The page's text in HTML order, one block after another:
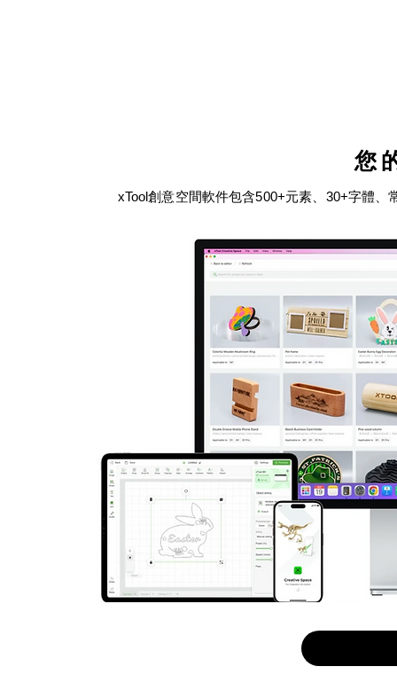
您
xTool創意空間軟件包含500+元素、30+字體